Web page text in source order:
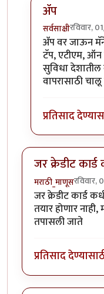
ॲप
सर्वसाक्षीरविवार,
In reply toटॅप
ॲप वर जाऊन
टॅप, एटीएम, ऑन
सुविधा
वापरासाठी
प्रतिसाद
जर क्रेडीट
मराठी_माणूसरविवार,
जर क्रेडीट कार्ड
तयार होणार
तपासली जाते
प्रतिसाद